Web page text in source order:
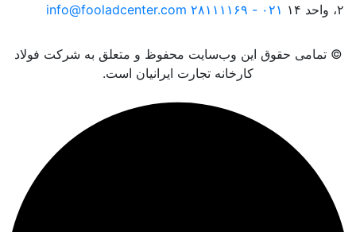
۲، واحد ۱۴
۰۲۱ - ۲۸۱۱۱۱۶۹ info@fooladcenter.com
© تمامی حقوق این وب‌سایت محفوظ و متعلق به شرکت فولاد
کارخانه تجارت ایرانیان است.